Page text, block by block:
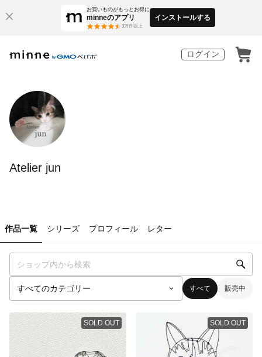
お買いものがもっとお得に
minneのアプリ
3万件以上
インストールする
ログイン
Atelier jun
作品一覧 シリーズ プロフィール レター
すべて 販売中
SOLD OUT SOLD OUT